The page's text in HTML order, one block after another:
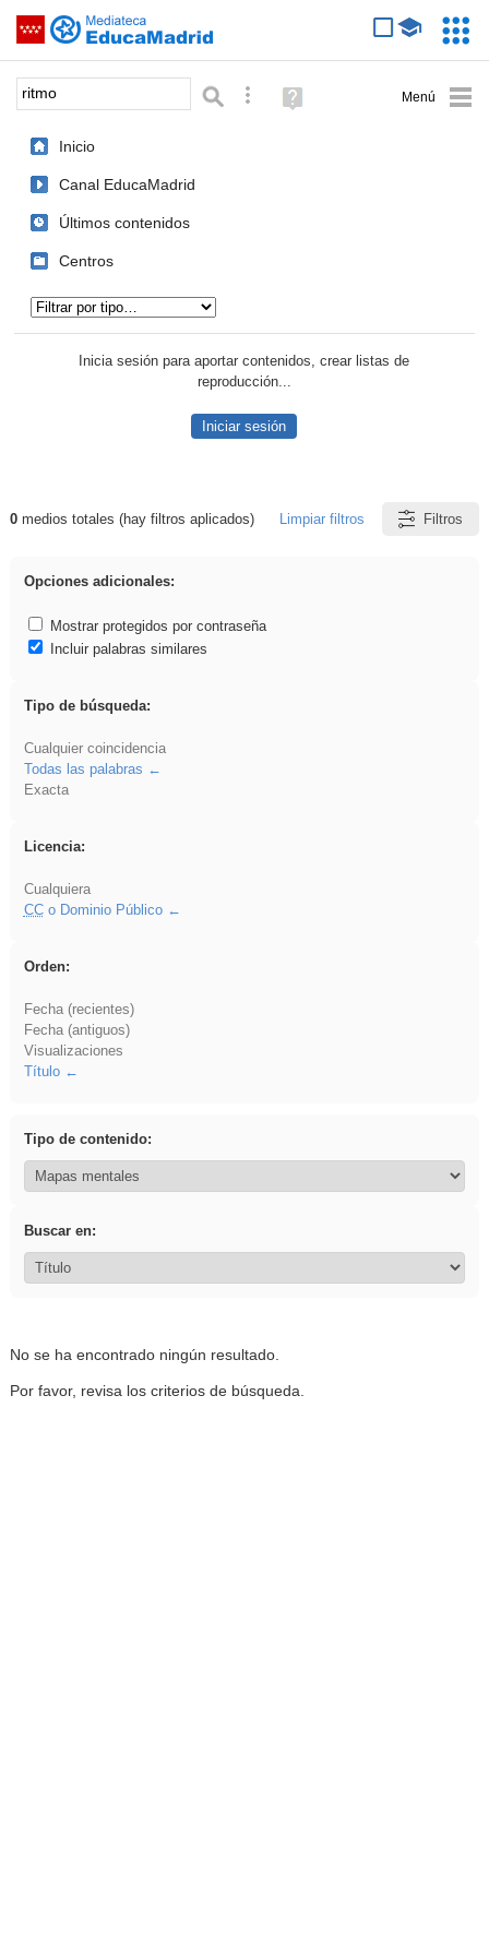
Saltar navegación
Palabra o frase: Búsqueda avanzada
Ayuda
(en
Inicio
Canal EducaMadrid
Últimos contenidos
Centros
Inicia sesión para aportar contenidos, crear listas de
reproducción...
Iniciar sesión
Resultados de: ritmo
0medios totales (hay filtros aplicados) Limpiar filtros Filtros
Opciones adicionales:
Mostrar protegidos por contraseña
Incluir palabras similares
Tipo de búsqueda:
Cualquier coincidencia
Todas las palabras
Exacta
Licencia:
Cualquiera
CCo Dominio Público
Orden:
Fecha (recientes)
Fecha (antiguos)
Visualizaciones
Título
Tipo de contenido:
Buscar en:
No se ha encontrado ningún resultado.
Por favor, revisa los criterios de búsqueda.